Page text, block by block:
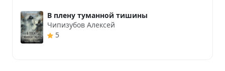
В плену туманной тишины
Чипизубов Алексей
5